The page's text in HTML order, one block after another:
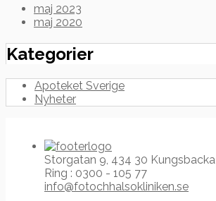
maj 2023
maj 2020
Kategorier
Apoteket Sverige
Nyheter
Storgatan 9, 434 30 Kungsbacka
Ring : 0300 - 105 77
info@fotochhalsokliniken.se